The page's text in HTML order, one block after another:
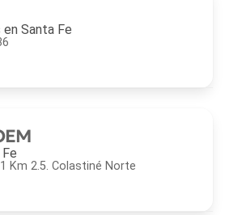
Santa Fe
Km 2.5. Colastiné Norte